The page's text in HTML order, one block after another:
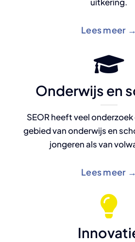
Lees meer →
Onderwijs en
SEOR heeft veel
gebied van onderwijs en
jongeren als van
Lees meer →